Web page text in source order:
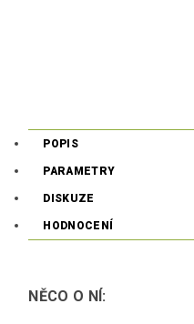
POPIS
PARAMETRY
DISKUZE
HODNOCENÍ
NĚCO O NÍ: